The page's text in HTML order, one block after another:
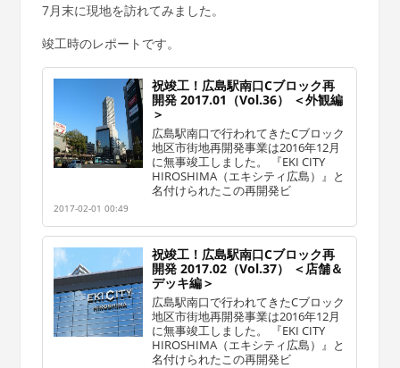
7月末に現地を訪れてみました。
竣工時のレポートです。
祝竣工！広島駅南口Cブロック再
開発 2017.01（Vol.36） ＜外観編
＞
広島駅南口で行われてきたCブロック
地区市街地再開発事業は2016年12月
に無事竣工しました。 『EKI CITY
HIROSHIMA（エキシティ広島）』と
名付けられたこの再開発ビ
2017-02-01 00:49
祝竣工！広島駅南口Cブロック再
開発 2017.02（Vol.37） ＜店舗＆
デッキ編＞
広島駅南口で行われてきたCブロック
地区市街地再開発事業は2016年12月
に無事竣工しました。 『EKI CITY
HIROSHIMA（エキシティ広島）』と
名付けられたこの再開発ビ